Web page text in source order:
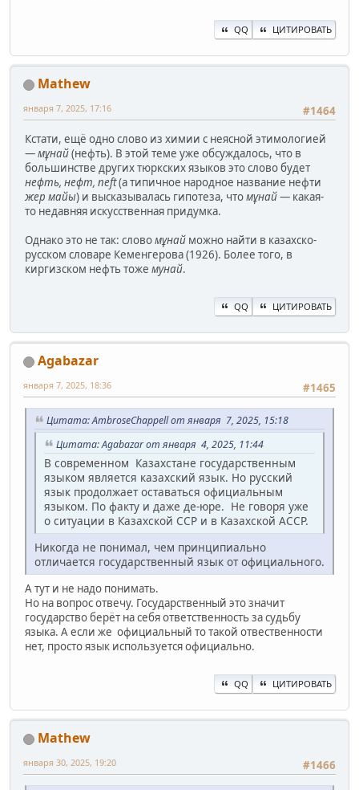
QQ ЦИТИРОВАТЬ
Mathew
#1464
января 7, 2025, 17:16
Кстати, ещё одно слово из химии с неясной этимологией
—мұнай(нефть). В этой теме уже обсуждалось, что в
большинстве других тюркских языков это слово будет
нефть, нефт, neft(а типичное народное название нефти
жер майы) и высказывалась гипотеза, чтомұнай— какая-
то недавняя искусственная придумка.
Однако это не так: словомұнай можно найти в казахско-
русском словаре Кеменгерова (1926). Более того, в
киргизском нефть тоже мунай.
QQ ЦИТИРОВАТЬ
Agabazar
#1465
января 7, 2025, 18:36
Цитата: AmbroseChappell от января 7, 2025, 15:18
Цитата: Agabazar от января 4, 2025, 11:44
В современном Казахстане государственным
языком является казахский язык. Но русский
язык продолжает оставаться официальным
языком. По факту и даже де-юре. Не говоря уже
о ситуации в Казахской ССР и в Казахской АССР.
Никогда не понимал, чем принципиально
отличается государственный язык от официального.
А тут и не надо понимать.
Но на вопрос отвечу. Государственный это значит
государство берёт на себя ответственность за судьбу
языка. А если же официальный то такой отвественности
нет, просто язык используется официально.
QQ ЦИТИРОВАТЬ
Mathew
#1466
января 30, 2025, 19:20